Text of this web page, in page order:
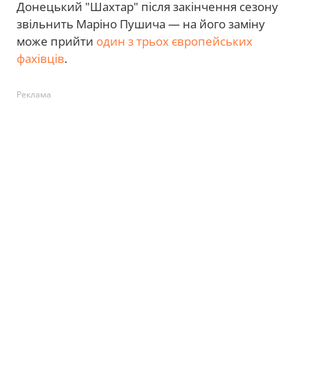
Донецький "Шахтар" після закінчення сезону
звільнить Маріно Пушича — на його заміну
може прийти один з трьох європейських
фахівців.
Реклама